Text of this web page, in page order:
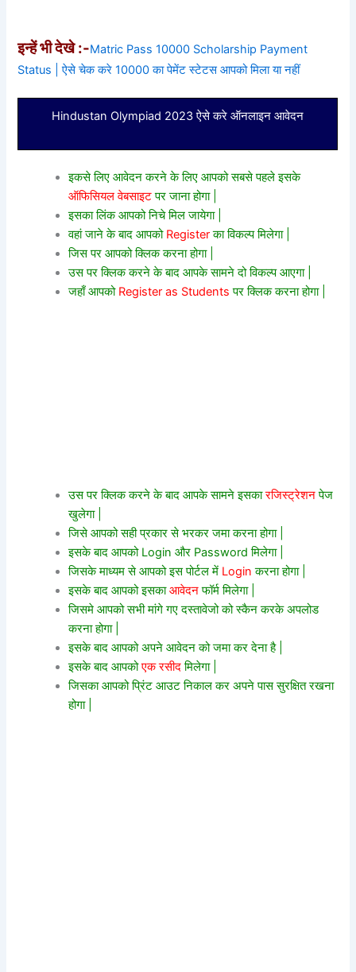
इन्हें भी देखे :-Matric Pass 10000 Scholarship Payment
Status | ऐसे चेक करे 10000 का पेमेंट स्टेटस आपको मिला या नहीं
Hindustan Olympiad 2023 ऐसे करे ऑनलाइन आवेदन
इकसे लिए आवेदन करने के लिए आपको सबसे पहले इसके
ऑफिसियल वेबसाइटपर जाना होगा |
इसका लिंक आपको निचे मिल जायेगा |
वहां जाने के बाद आपको Registerका विकल्प मिलेगा |
जिस पर आपको क्लिक करना होगा |
उस पर क्लिक करने के बाद आपके सामने दो विकल्प आएगा |
जहाँ आपको Register as Students पर क्लिक करना होगा |
उस पर क्लिक करने के बाद आपके सामने इसकारजिस्ट्रेशनपेज
खुलेगा |
जिसे आपको सही प्रकार से भरकर जमा करना होगा |
इसके बाद आपको Login और Password मिलेगा |
जिसके माध्यम से आपको इस पोर्टल में Login करना होगा |
इसके बाद आपको इसकाआवेदनफॉर्म मिलेगा |
जिसमे आपको सभी मांगे गए दस्तावेजो को स्कैन करके अपलोड
करना होगा |
इसके बाद आपको अपने आवेदन को जमा कर देना है |
इसके बाद आपकोएक रसीदमिलेगा |
जिसका आपको प्रिंट आउट निकाल कर अपने पास सुरक्षित रखना
होगा |